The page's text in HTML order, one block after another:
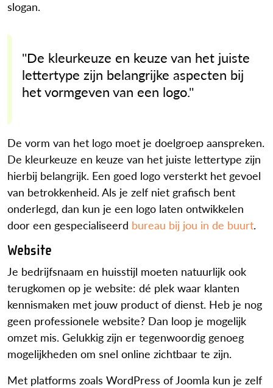
slogan.
''De kleurkeuze en keuze van het juiste
lettertype zijn belangrijke aspecten bij
het vormgeven van een logo.''
De vorm van het logo moet je doelgroep aanspreken.
De kleurkeuze en keuze van het juiste lettertype zijn
hierbij belangrijk. Een goed logo versterkt het gevoel
van betrokkenheid. Als je zelf niet grafisch bent
onderlegd, dan kun je een logo laten ontwikkelen
door een gespecialiseerd bureau bij jou in de buurt.
Website
Je bedrijfsnaam en huisstijl moeten natuurlijk ook
terugkomen op je website: dé plek waar klanten
kennismaken met jouw product of dienst. Heb je nog
geen professionele website? Dan loop je mogelijk
omzet mis. Gelukkig zijn er tegenwoordig genoeg
mogelijkheden om snel online zichtbaar te zijn.
Met platforms zoals WordPress of Joomla kun je zelf